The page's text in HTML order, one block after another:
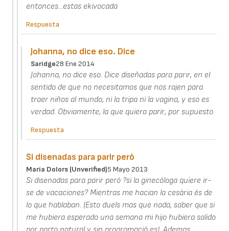
entonces...estas ekivocada
Respuesta
Johanna, no dice eso. Dice
Saridge28 Ene 2014
Johanna, no dice eso. Dice diseñadas para parir, en el
sentido de que no necesitamos que nos rajen para
traer niños al mundo, ni la tripa ni la vagina, y eso es
verdad. Obviamente, la que quiera parir, por supuesto.
Respuesta
Si disenadas para parir però
Maria Dolors (unverified)5 Mayo 2013
Si disenadas para parir però ?si la ginecòloga quiere ir-
se de vacaciones? Mientras me hacian la cesària és de
lo que hablaban. (Esto duels mas que nada, saber que si
me hubiera esperado una semana mi hijo hubiera salido